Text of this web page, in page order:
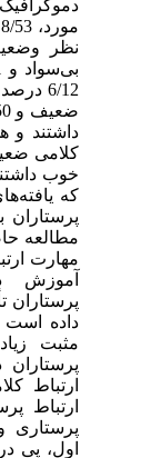
6/12
خوب
که
پرستاران
مهارت
آموزش
پرستاران
داده است
مثبت
پرستاران
ارتباط
ارتباط
پرستاری و